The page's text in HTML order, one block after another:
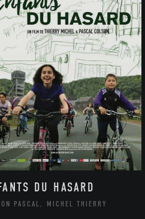
DU HASARD
PASCAL, MICHEL THIERRY